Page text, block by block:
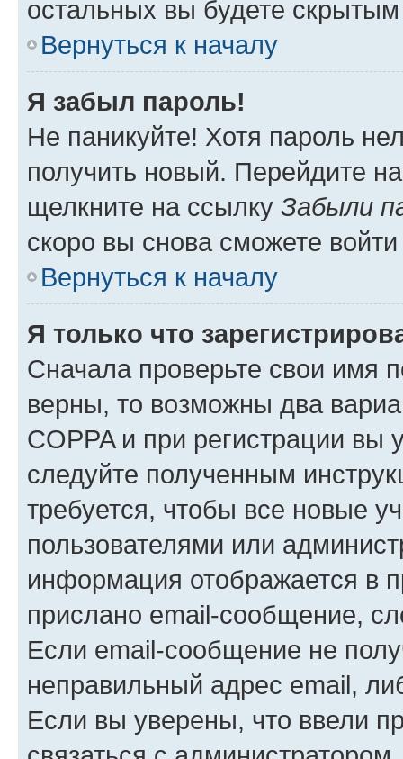
остальных вы будете
Вернуться к началу
Я забыл пароль!
Не паникуйте! Хотя пароль
получить новый. Перейдите
щелкните на ссылку Забыли
скоро вы снова сможете
Вернуться к началу
Я только что
Сначала проверьте свои имя
верны, то возможны два
COPPA и при регистрации вы
следуйте полученным
требуется, чтобы все новые
пользователями или
информация отображается в
прислано email-сообщение,
Если email-сообщение не
неправильный адрес email,
Если вы уверены, что ввели